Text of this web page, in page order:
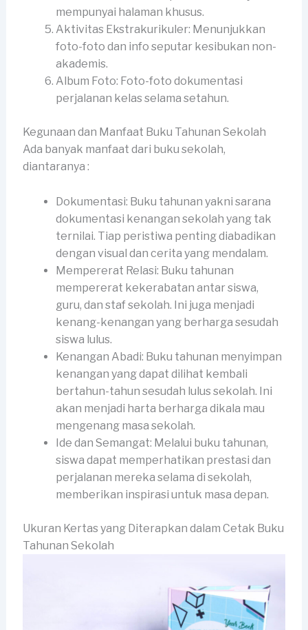
mempunyai halaman khusus.
Aktivitas Ekstrakurikuler: Menunjukkan
foto-foto dan info seputar kesibukan non-
akademis.
Album Foto: Foto-foto dokumentasi
perjalanan kelas selama setahun.
Kegunaan dan Manfaat Buku Tahunan Sekolah
Ada banyak manfaat dari buku sekolah,
diantaranya :
Dokumentasi: Buku tahunan yakni sarana
dokumentasi kenangan sekolah yang tak
ternilai. Tiap peristiwa penting diabadikan
dengan visual dan cerita yang mendalam.
Mempererat Relasi: Buku tahunan
mempererat kekerabatan antar siswa,
guru, dan staf sekolah. Ini juga menjadi
kenang-kenangan yang berharga sesudah
siswa lulus.
Kenangan Abadi: Buku tahunan menyimpan
kenangan yang dapat dilihat kembali
bertahun-tahun sesudah lulus sekolah. Ini
akan menjadi harta berharga dikala mau
mengenang masa sekolah.
Ide dan Semangat: Melalui buku tahunan,
siswa dapat memperhatikan prestasi dan
perjalanan mereka selama di sekolah,
memberikan inspirasi untuk masa depan.
Ukuran Kertas yang Diterapkan dalam Cetak Buku
Tahunan Sekolah